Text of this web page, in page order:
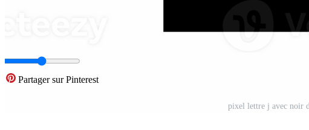
Partager sur Pinterest
pixel lettre j avec noir